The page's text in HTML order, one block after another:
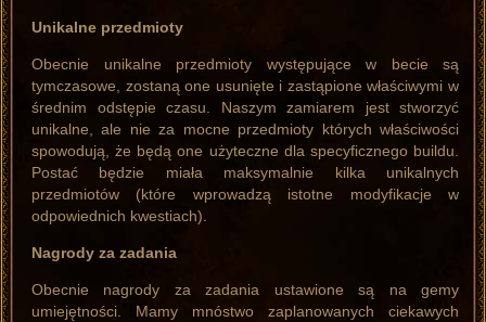
Unikalne przedmioty
Obecnie unikalne przedmioty występujące w becie są
tymczasowe, zostaną one usunięte i zastąpione właściwymi w
średnim odstępie czasu. Naszym zamiarem jest stworzyć
unikalne, ale nie za mocne przedmioty których właściwości
spowodują, że będą one użyteczne dla specyficznego buildu.
Postać będzie miała maksymalnie kilka unikalnych
przedmiotów (które wprowadzą istotne modyfikacje w
odpowiednich kwestiach).
Nagrody za zadania
Obecnie nagrody za zadania ustawione są na gemy
umiejętności. Mamy mnóstwo zaplanowanych ciekawych